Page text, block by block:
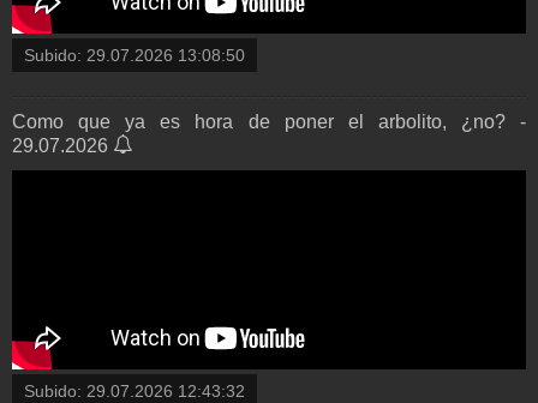
Subido: 29.07.2026 13:08:50
Como que ya es hora de poner el arbolito, ¿no? -
29.07.2026
Subido: 29.07.2026 12:43:32